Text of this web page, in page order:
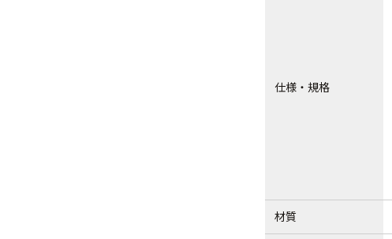
仕様・規格
材質